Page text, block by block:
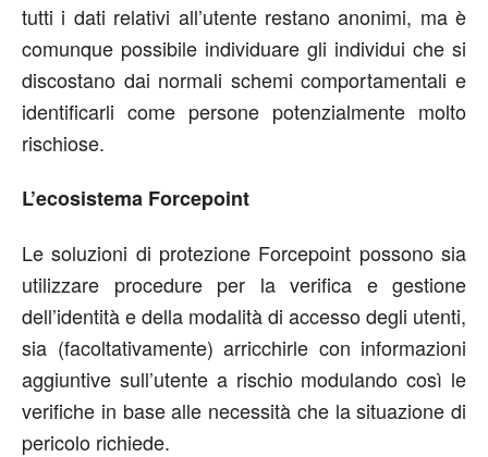
tutti i dati relativi all’utente restano anonimi, ma è
comunque possibile individuare gli individui che si
discostano dai normali schemi comportamentali e
identificarli come persone potenzialmente molto
rischiose.
L’ecosistema Forcepoint
Le soluzioni di protezione Forcepoint possono sia
utilizzare procedure per la verifica e gestione
dell’identità e della modalità di accesso degli utenti,
sia (facoltativamente) arricchirle con informazioni
aggiuntive sull’utente a rischio modulando così le
verifiche in base alle necessità che la situazione di
pericolo richiede.